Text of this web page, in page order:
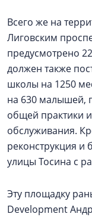
Всего же на
Лиговским
предусмотрено
должен также
школы на 1250
на 630 малышей,
общей практики
обслуживания.
реконструкция и
улицы Тосина с
Эту площадку
Development